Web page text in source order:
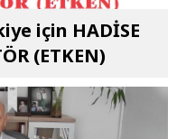
için HADİSE
(ETKEN)